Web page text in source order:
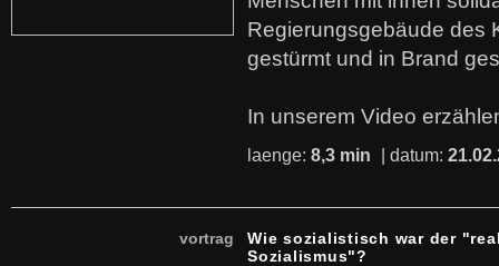
Regierungsgebäude des
gestürmt und in Brand
In unserem Video
laenge: 8,3 min | datum:
vortrag
Wie sozialistisch war der
Sozialismus"?